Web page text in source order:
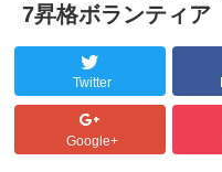
7昇格ボランティア
Twitter
Google+